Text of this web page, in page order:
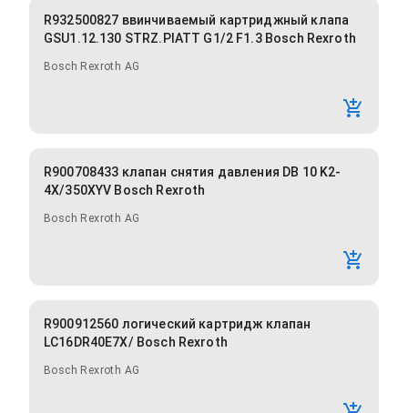
R932500827 ввинчиваемый картриджный клапа
GSU1.12.130 STRZ.PIATT G1/2 F1.3 Bosch Rexroth
Bosch Rexroth AG
R900708433 клапан снятия давления DB 10 K2-
4X/350XYV Bosch Rexroth
Bosch Rexroth AG
R900912560 логический картридж клапан
LC16DR40E7X/ Bosch Rexroth
Bosch Rexroth AG